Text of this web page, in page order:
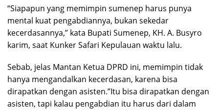
“Siapapun yang memimpin sumenep harus punya
mental kuat pengabdiannya, bukan sekedar
kecerdasannya,” kata Bupati Sumenep, KH. A. Busyro
karim, saat Kunker Safari Kepulauan waktu lalu.
Sebab, jelas Mantan Ketua DPRD ini, memimpin tidak
hanya mengandalkan kecerdasan, karena bisa
dirapatkan dengan asisten.”Itu bisa dirapatkan dengan
asisten, tapi kalau pengabdian itu harus dari dalam